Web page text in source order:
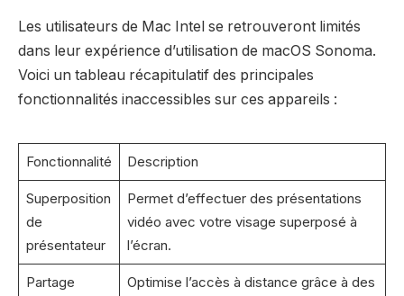
Les utilisateurs de Mac Intel se retrouveront limités
dans leur expérience d’utilisation de macOS Sonoma.
Voici un tableau récapitulatif des principales
fonctionnalités inaccessibles sur ces appareils :
Fonctionnalité Description
Superposition
de
présentateur
Permet d’effectuer des présentations
vidéo avec votre visage superposé à
l’écran.
Partage
Optimise l’accès à distance grâce à des